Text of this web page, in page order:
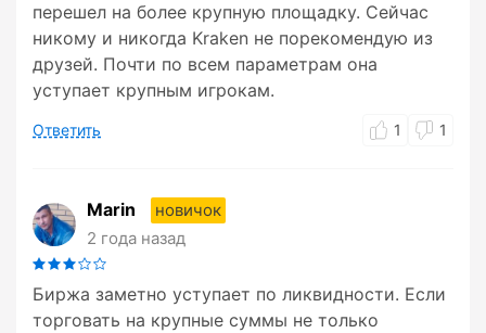
перешел на более крупную площадку. Сейчас
никому и никогда Kraken не порекомендую из
друзей. Почти по всем параметрам она
уступает крупным игрокам.
Ответить 1 1
Marin
новичок
2 года назад
Биржа заметно уступает по ликвидности. Если
торговать на крупные суммы не только